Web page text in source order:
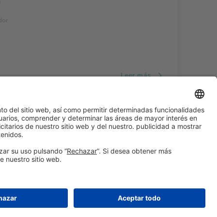
Leer más
en las redes sociales
© 2026 Fira de Barcelona